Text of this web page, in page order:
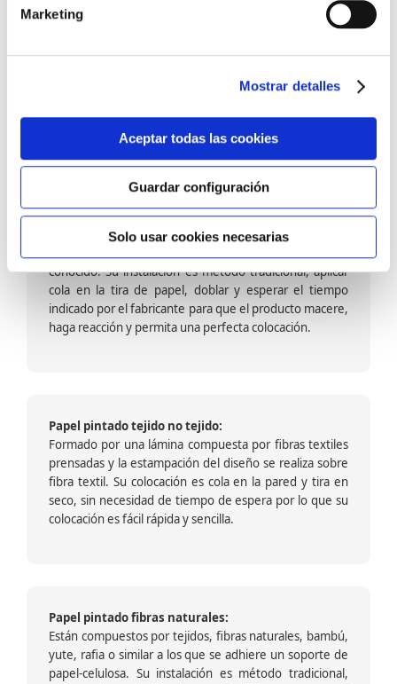
Marketing
Mostrar detalles
Aceptar todas las cookies
Guardar configuración
Solo usar cookies necesarias
barniz multiadherente en base agua. En zonas de
fuegos, se recomienda proteger con placas, silestone,
dado que el frotar en exceso dañaría el papel. Su
colocación es cola en la pared y tira en seco, sin
colocación es fácil rápida y sencilla.
Papel pintado calidad papel:
Formado por una capa de papel sobre un soporte de
conocido. Su instalación es método tradicional, aplicar
cola en la tira de papel, doblar y esperar el tiempo
indicado por el fabricante para que el producto macere,
haga reacción y permita una perfecta colocación.
Papel pintado tejido no tejido:
Formado por una lámina compuesta por fibras textiles
prensadas y la estampación del diseño se realiza sobre
fibra textil. Su colocación es cola en la pared y tira en
seco, sin necesidad de tiempo de espera por lo que su
colocación es fácil rápida y sencilla.
Papel pintado fibras naturales:
Están compuestos por tejidos, fibras naturales, bambú,
yute, rafia o similar a los que se adhiere un soporte de
papel-celulosa. Su instalación es método tradicional,